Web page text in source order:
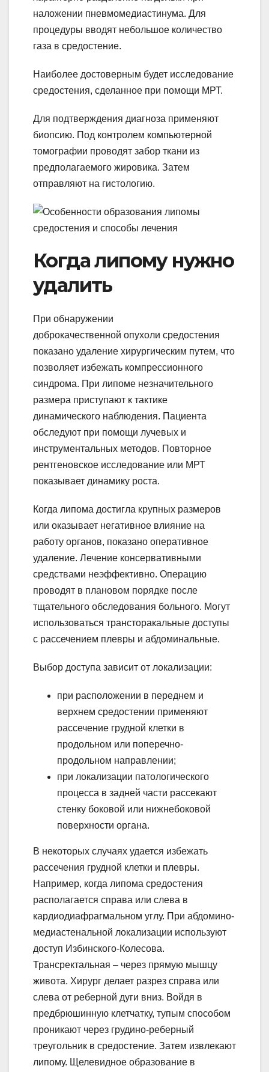
наложении пневмомедиастинума. Для
процедуры вводят небольшое количество
газа в средостение.
Наиболее достоверным будет исследование
средостения, сделанное при помощи МРТ.
Для подтверждения диагноза применяют
биопсию. Под контролем компьютерной
томографии проводят забор ткани из
предполагаемого жировика. Затем
отправляют на гистологию.
Когда липому нужно
удалить
При обнаружении
доброкачественной опухоли средостения
показано удаление хирургическим путем, что
позволяет избежать компрессионного
синдрома. При липоме незначительного
размера приступают к тактике
динамического наблюдения. Пациента
обследуют при помощи лучевых и
инструментальных методов. Повторное
рентгеновское исследование или МРТ
показывает динамику роста.
Когда липома достигла крупных размеров
или оказывает негативное влияние на
работу органов, показано оперативное
удаление. Лечение консервативными
средствами неэффективно. Операцию
проводят в плановом порядке после
тщательного обследования больного. Могут
использоваться трансторакальные доступы
с рассечением плевры и абдоминальные.
Выбор доступа зависит от локализации:
при расположении в переднем и
верхнем средостении применяют
рассечение грудной клетки в
продольном или поперечно-
продольном направлении;
при локализации патологического
процесса в задней части рассекают
стенку боковой или нижнебоковой
поверхности органа.
В некоторых случаях удается избежать
рассечения грудной клетки и плевры.
Например, когда липома средостения
располагается справа или слева в
кардиодиафрагмальном углу. При абдомино-
медиастенальной локализации используют
доступ Избинского-Колесова.
Трансректальная – через прямую мышцу
живота. Хирург делает разрез справа или
слева от реберной дуги вниз. Войдя в
предбрюшинную клетчатку, тупым способом
проникают через грудино-реберный
треугольник в средостение. Затем извлекают
липому. Щелевидное образование в